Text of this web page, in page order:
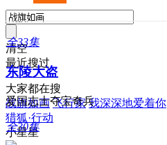
清空
最近搜过
大家都在搜
战旗如画 飞行家 我深深地爱着你
猎狐·行动
小星星
全33集
东陵大盗
爱国志士夺宝奇兵
全30集